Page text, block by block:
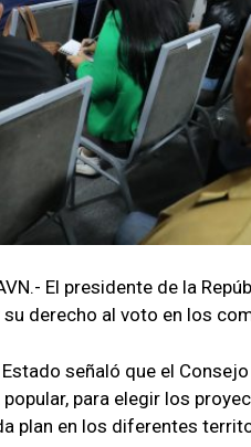
El presidente de la
derecho al voto en los
señaló que el
para elegir los
plan en los diferentes